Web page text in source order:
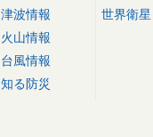
津波情報
火山情報
台風情報
知る防災
世界衛星